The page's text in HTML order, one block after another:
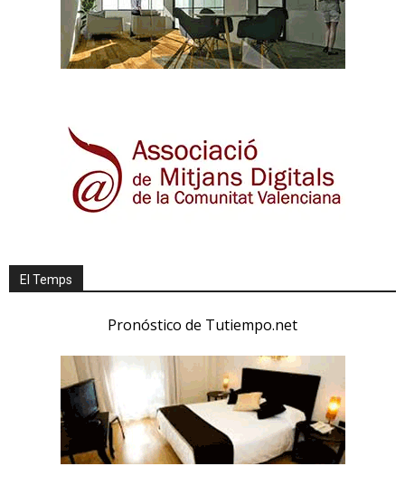
El Temps
Pronóstico de Tutiempo.net